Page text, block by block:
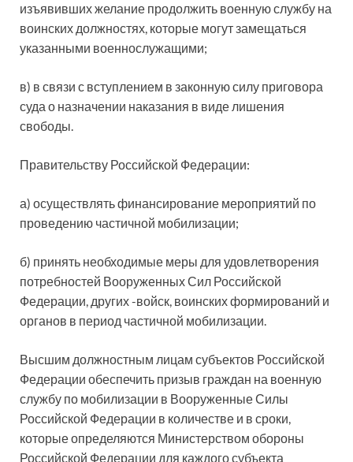
изъявивших желание продолжить военную службу на
воинских должностях, которые могут замещаться
указанными военнослужащими;
в) в связи с вступлением в законную силу приговора
суда о назначении наказания в виде лишения
свободы.
Правительству Российской Федерации:
а) осуществлять финансирование мероприятий по
проведению частичной мобилизации;
б) принять необходимые меры для удовлетворения
потребностей Вооруженных Сил Российской
Федерации, других -войск, воинских формирований и
органов в период частичной мобилизации.
Высшим должностным лицам субъектов Российской
Федерации обеспечить призыв граждан на военную
службу по мобилизации в Вооруженные Силы
Российской Федерации в количестве и в сроки,
которые определяются Министерством обороны
Российской Федерации для каждого субъекта